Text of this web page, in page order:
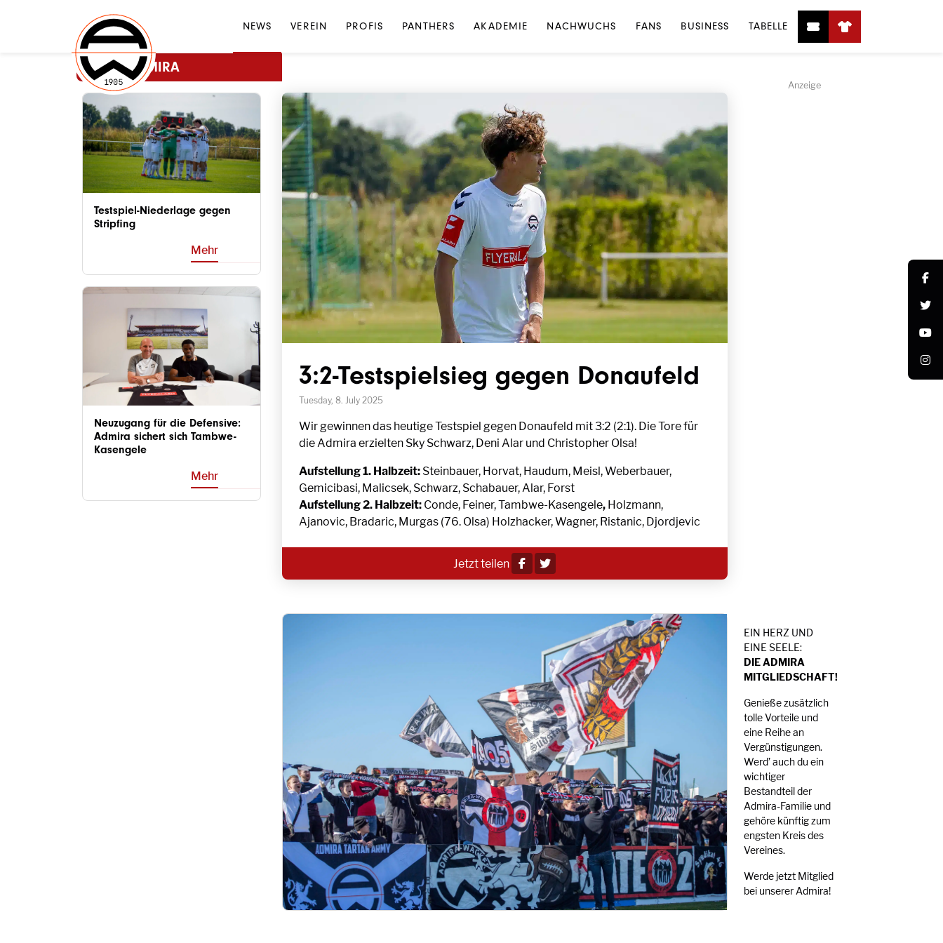
NEWS VEREIN PROFIS PANTHERS AKADEMIE NACHWUCHS FANS BUSINESS TABELLE
MEHR ADMIRA
Testspiel-Niederlage gegen
Stripfing
Mehr
Neuzugang für die Defensive:
Admira sichert sich Tambwe-
Kasengele
Mehr
3:2-Testspielsieg gegen Donaufeld
Tuesday, 8. July 2025
Wir gewinnen das heutige Testspiel gegen Donaufeld mit 3:2 (2:1). Die Tore für
die Admira erzielten Sky Schwarz, Deni Alar und Christopher Olsa!
Aufstellung 1. Halbzeit: Steinbauer, Horvat, Haudum, Meisl, Weberbauer,
Gemicibasi, Malicsek, Schwarz, Schabauer, Alar, Forst
Aufstellung 2. Halbzeit: Conde, Feiner, Tambwe-Kasengele, Holzmann,
Ajanovic, Bradaric, Murgas (76. Olsa) Holzhacker, Wagner, Ristanic, Djordjevic
Jetzt teilen
EIN HERZ UND
EINE SEELE:
DIE ADMIRA
MITGLIEDSCHAFT!
Genieße zusätzlich
tolle Vorteile und
eine Reihe an
Vergünstigungen.
Werd’ auch du ein
wichtiger
Bestandteil der
Admira-Familie und
gehöre künftig zum
engsten Kreis des
Vereines.
Werde jetzt Mitglied
bei unserer Admira!
Anzeige